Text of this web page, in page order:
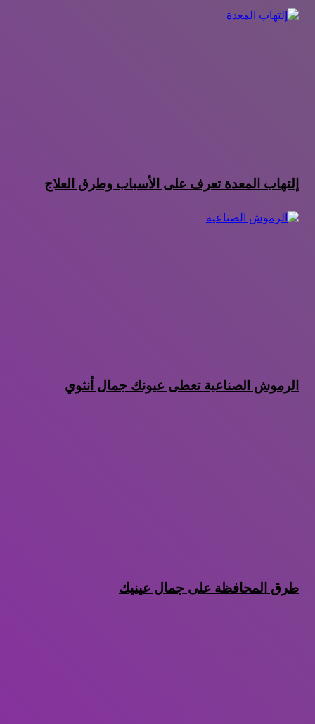
إلتهاب المعدة تعرف على الأسباب وطرق العلاج
الرموش الصناعية تعطى عيونك جمال أنثوي
طرق المحافظة على جمال عينيك